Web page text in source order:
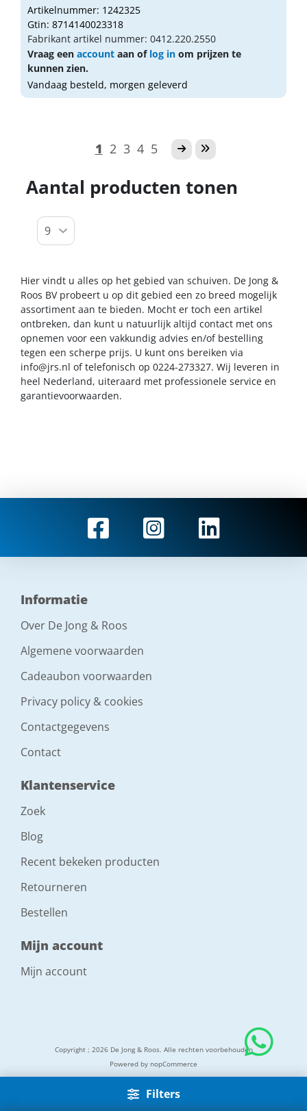
Filters
Artikelnummer: 1242325
Gtin: 8714140023318
Fabrikant artikel nummer: 0412.220.2550
Vraag een account aan of log in om prijzen te
kunnen zien.
Vandaag besteld, morgen geleverd
1 2 3 4 5
Aantal producten tonen
Hier vindt u alles op het gebied van schuiven. De Jong &
Roos BV probeert u op dit gebied een zo breed mogelijk
assortiment aan te bieden. Mocht er toch een artikel
ontbreken, dan kunt u natuurlijk altijd contact met ons
opnemen voor een vakkundig advies en/of bestelling
tegen een scherpe prijs. U kunt ons bereiken via
info@jrs.nl of telefonisch op 0224-273327. Wij leveren in
heel Nederland, uiteraard met professionele service en
garantievoorwaarden.
Informatie
Over De Jong & Roos
Algemene voorwaarden
Cadeaubon voorwaarden
Privacy policy & cookies
Contactgegevens
Contact
Klantenservice
Zoek
Blog
Recent bekeken producten
Retourneren
Bestellen
Mijn account
Mijn account
Copyright ; 2026 De Jong & Roos. Alle rechten voorbehouden
Powered by nopCommerce